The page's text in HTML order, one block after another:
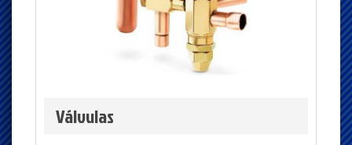
Válvulas